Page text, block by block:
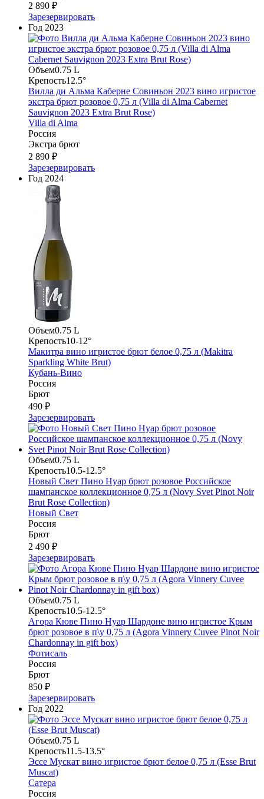
2 890 ₽
Зарезервировать
Год 2023
Объем0.75 L
Крепость12.5°
Вилла ди Альма Каберне Совиньон 2023 вино игристое
экстра брют розовое 0,75 л (Villa di Alma Cabernet
Sauvignon 2023 Extra Brut Rose)
Villa di Alma
Россия
Экстра брют
2 890 ₽
Зарезервировать
Год 2024
Объем0.75 L
Крепость10-12°
Макитра вино игристое брют белое 0,75 л (Makitra
Sparkling White Brut)
Кубань-Вино
Россия
Брют
490 ₽
Зарезервировать
Объем0.75 L
Крепость10.5-12.5°
Новый Свет Пино Нуар брют розовое Российское
шампанское коллекционное 0,75 л (Novy Svet Pinot Noir
Brut Rose Collection)
Новый Свет
Россия
Брют
2 490 ₽
Зарезервировать
Объем0.75 L
Крепость10.5-12.5°
Агора Кюве Пино Нуар Шардоне вино игристое Крым
брют розовое в п\у 0,75 л (Agora Vinnery Cuvee Pinot Noir
Chardonnay in gift box)
Фотисаль
Россия
Брют
850 ₽
Зарезервировать
Год 2022
Объем0.75 L
Крепость11.5-13.5°
Эссе Мускат вино игристое брют белое 0,75 л (Esse Brut
Muscat)
Сатера
Россия